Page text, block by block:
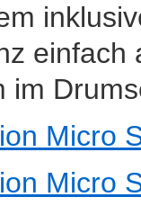
einfach
im
Micro
Micro